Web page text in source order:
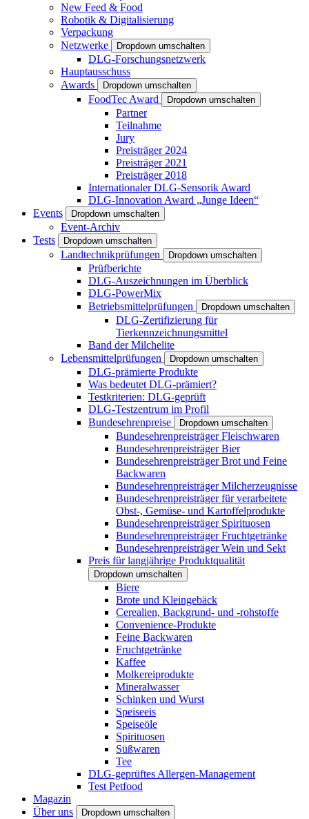
New Feed & Food
Robotik & Digitalisierung
Verpackung
Netzwerke
Dropdown umschalten
DLG-Forschungsnetzwerk
Hauptausschuss
Awards
Dropdown umschalten
FoodTec Award Dropdown umschalten
Partner
Teilnahme
Jury
Preisträger 2024
Preisträger 2021
Preisträger 2018
Internationaler DLG-Sensorik Award
DLG-Innovation Award „Junge Ideen“
Events
Dropdown umschalten
Event-Archiv
Tests
Dropdown umschalten
Landtechnikprüfungen Dropdown umschalten
Prüfberichte
DLG-Auszeichnungen im Überblick
DLG-PowerMix
Betriebsmittelprüfungen
Dropdown umschalten
DLG-Zertifizierung für
Tierkennzeichnungsmittel
Band der Milchelite
Lebensmittelprüfungen
Dropdown umschalten
DLG-prämierte Produkte
Was bedeutet DLG-prämiert?
Testkriterien: DLG-geprüft
DLG-Testzentrum im Profil
Bundesehrenpreise
Dropdown umschalten
Bundesehrenpreisträger Fleischwaren
Bundesehrenpreisträger Bier
Bundesehrenpreisträger Brot und Feine
Backwaren
Bundesehrenpreisträger Milcherzeugnisse
Bundesehrenpreisträger für verarbeitete
Obst-, Gemüse- und Kartoffelprodukte
Bundesehrenpreisträger Spirituosen
Bundesehrenpreisträger Fruchtgetränke
Bundesehrenpreisträger Wein und Sekt
Preis für langjährige Produktqualität
Dropdown umschalten
Biere
Brote und Kleingebäck
Cerealien, Backgrund- und -rohstoffe
Convenience-Produkte
Feine Backwaren
Fruchtgetränke
Kaffee
Molkereiprodukte
Mineralwasser
Schinken und Wurst
Speiseeis
Speiseöle
Spirituosen
Süßwaren
Tee
DLG-geprüftes Allergen-Management
Test Petfood
Magazin
Über uns
Dropdown umschalten